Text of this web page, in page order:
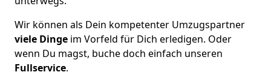
Wir können als Dein kompetenter Umzugspartner
viele Dinge im Vorfeld für Dich erledigen. Oder
wenn Du magst, buche doch einfach unseren
Fullservice.